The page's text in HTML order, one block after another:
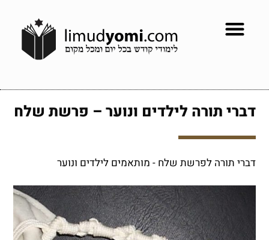
דברי תורה לילדים ונוער – פרשת שלח
דברי תורה לפרשת שלח - מותאמים לילדים ונוער